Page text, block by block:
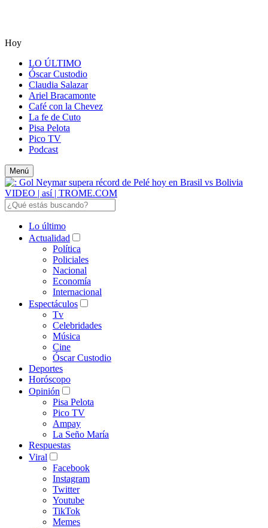
Hoy
LO ÚLTIMO
Óscar Custodio
Claudia Salazar
Ariel Bracamonte
Café con la Chevez
La fe de Cuto
Pisa Pelota
Pico TV
Podcast
Menú
Lo último
Actualidad
Política
Policiales
Nacional
Economía
Internacional
Espectáculos
Tv
Celebridades
Música
Cine
Óscar Custodio
Deportes
Horóscopo
Opinión
Pisa Pelota
Pico TV
Ampay
La Seño María
Respuestas
Viral
Facebook
Instagram
Twitter
Youtube
TikTok
Memes